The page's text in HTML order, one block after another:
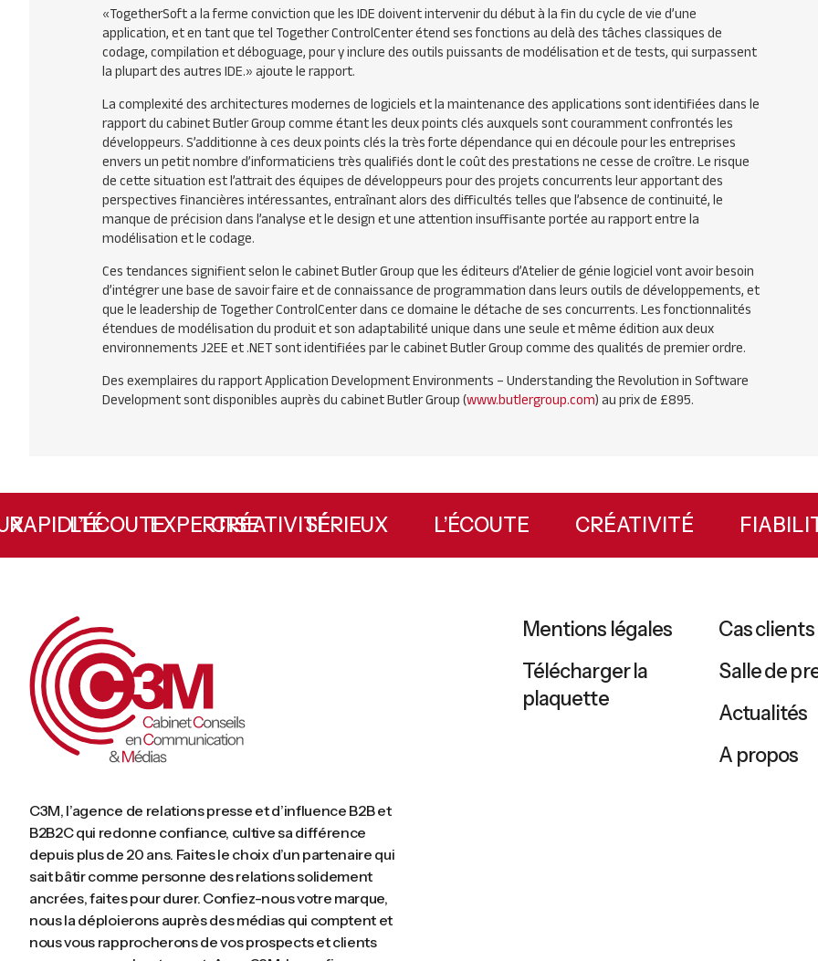
«TogetherSoft a la ferme conviction que les IDE doivent intervenir du début à la fin du cycle de vie d’une
application, et en tant que tel Together ControlCenter étend ses fonctions au delà des tâches classiques de
codage, compilation et déboguage, pour y inclure des outils puissants de modélisation et de tests, qui surpassent
la plupart des autres IDE.»ajoute le rapport.
La complexité des architectures modernes de logiciels et la maintenance des applications sont identifiées dans le
rapport du cabinet Butler Group comme étant les deux points clés auxquels sont couramment confrontés les
développeurs. S’additionne à ces deux points clés la très forte dépendance qui en découle pour les entreprises
envers un petit nombre d’informaticiens très qualifiés dont le coût des prestations ne cesse de croître. Le risque
de cette situation est l’attrait des équipes de développeurs pour des projets concurrents leur apportant des
perspectives financières intéressantes, entraînant alors des difficultés telles que l’absence de continuité, le
manque de précision dans l’analyse et le design et une attention insuffisante portée au rapport entre la
modélisation et le codage.
Ces tendances signifient selon le cabinet Butler Group que les éditeurs d’Atelier de génie logiciel vont avoir besoin
d’intégrer une base de savoir faire et de connaissance de programmation dans leurs outils de développements, et
que le leadership de Together ControlCenter dans ce domaine le détache de ses concurrents. Les fonctionnalités
étendues de modélisation du produit et son adaptabilité unique dans une seule et même édition aux deux
environnements J2EE et .NET sont identifiées par le cabinet Butler Group comme des qualités de premier ordre.
Des exemplaires du rapport Application Development Environments – Understanding the Revolution in Software
Development sont disponibles auprès du cabinet Butler Group (www.butlergroup.com) au prix de £895.
L’ÉCOUTE CRÉATIVITÉ
RAPIDITÉ EXPERTISE SÉRIEUX L’ÉCOUTE CRÉATIVITÉ
C3M, l’agence de relations presse et d’influence B2B et
B2B2C qui redonne confiance, cultive sa différence
depuis plus de 20 ans. Faites le choix d’un partenaire qui
sait bâtir comme personne des relations solidement
ancrées, faites pour durer. Confiez-nous votre marque,
nous la déploierons auprès des médias qui comptent et
nous vous rapprocherons de vos prospects et clients
Mentions légales
Télécharger la
plaquette
Cas clients
Salle de
Actualités
A propos